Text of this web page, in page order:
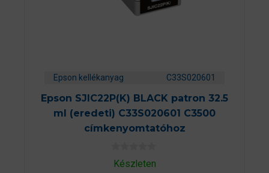
Epson kellékanyag C33S020601
Epson SJIC22P(K) BLACK patron 32.5
ml (eredeti) C33S020601 C3500
címkenyomtatóhoz
0
aKészleten